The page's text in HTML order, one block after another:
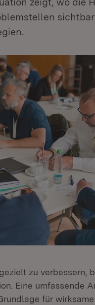
zu verbessern,
Eine umfassende
für wirksame